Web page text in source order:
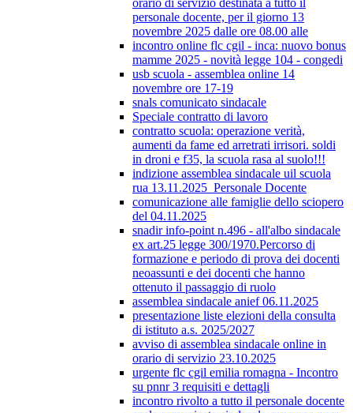
orario di servizio destinata a tutto il
personale docente, per il giorno 13
novembre 2025 dalle ore 08.00 alle
incontro online flc cgil - inca: nuovo bonus
mamme 2025 - novità legge 104 - congedi
usb scuola - assemblea online 14
novembre ore 17-19
snals comunicato sindacale
Speciale contratto di lavoro
contratto scuola: operazione verità,
aumenti da fame ed arretrati irrisori. soldi
in droni e f35, la scuola rasa al suolo!!!
indizione assemblea sindacale uil scuola
rua 13.11.2025_Personale Docente
comunicazione alle famiglie dello sciopero
del 04.11.2025
snadir info-point n.496 - all'albo sindacale
ex art.25 legge 300/1970.Percorso di
formazione e periodo di prova dei docenti
neoassunti e dei docenti che hanno
ottenuto il passaggio di ruolo
assemblea sindacale anief 06.11.2025
presentazione liste elezioni della consulta
di istituto a.s. 2025/2027
avviso di assemblea sindacale online in
orario di servizio 23.10.2025
urgente flc cgil emilia romagna - Incontro
su pnnr 3 requisiti e dettagli
incontro rivolto a tutto il personale docente